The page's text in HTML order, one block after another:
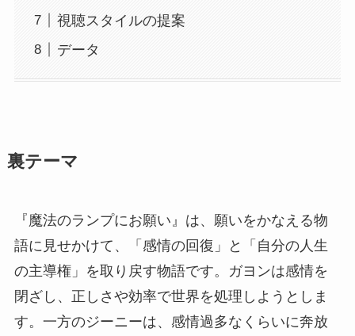
視聴スタイルの提案
データ
裏テーマ
『魔法のランプにお願い』は、願いをかなえる物
語に見せかけて、「感情の回復」と「自分の人生
の主導権」を取り戻す物語です。ガヨンは感情を
閉ざし、正しさや効率で世界を処理しようとしま
す。一方のジーニーは、感情過多なくらいに奔放